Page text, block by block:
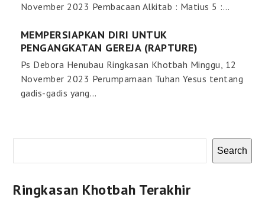
November 2023 Pembacaan Alkitab : Matius 5 :…
MEMPERSIAPKAN DIRI UNTUK
PENGANGKATAN GEREJA (RAPTURE)
Ps Debora Henubau Ringkasan Khotbah Minggu, 12
November 2023 Perumpamaan Tuhan Yesus tentang
gadis-gadis yang…
Search
Ringkasan Khotbah Terakhir